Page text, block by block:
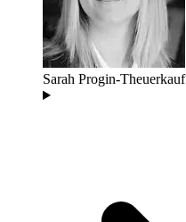
Sarah Progin-Theuerkauf